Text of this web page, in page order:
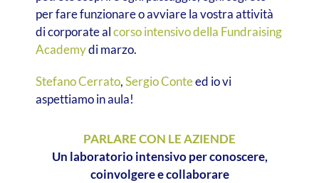
per fare funzionare o avviare la vostra attività
di corporate alcorso intensivo della Fundraising
Academydi marzo.
Stefano Cerrato,Sergio Conteed io vi
aspettiamo in aula!
PARLARE CON LE AZIENDE
Un laboratorio intensivo per conoscere,
coinvolgere e collaborare